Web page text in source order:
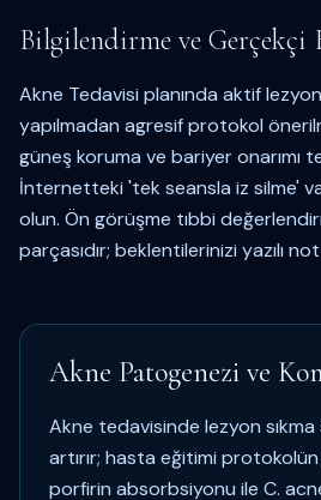
Bilgilendirme ve Gerçekçi
Akne Tedavisi planında aktif lezyon
yapılmadan agresif protokol
güneş koruma ve bariyer onarımı
İnternetteki 'tek seansla iz silme'
olun. Ön görüşme tıbbi
parçasıdır; beklentilerinizi yazılı
Akne Patogenezi ve
Akne tedavisinde lezyon sıkma
artırır; hasta eğitimi protokolün
porfirin absorbsiyonu ile C.